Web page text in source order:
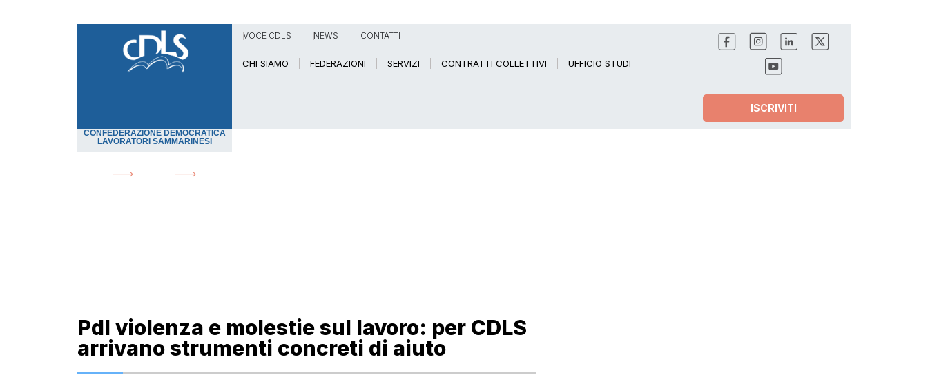
VOCE CDLS NEWS CONTATTI
CHI SIAMO FEDERAZIONI SERVIZI CONTRATTI COLLETTIVI UFFICIO STUDI
ISCRIVITI
CONFEDERAZIONE DEMOCRATICA
LAVORATORI SAMMARINESI
Pdl violenza e molestie sul lavoro: per CDLS
arrivano strumenti concreti di aiuto